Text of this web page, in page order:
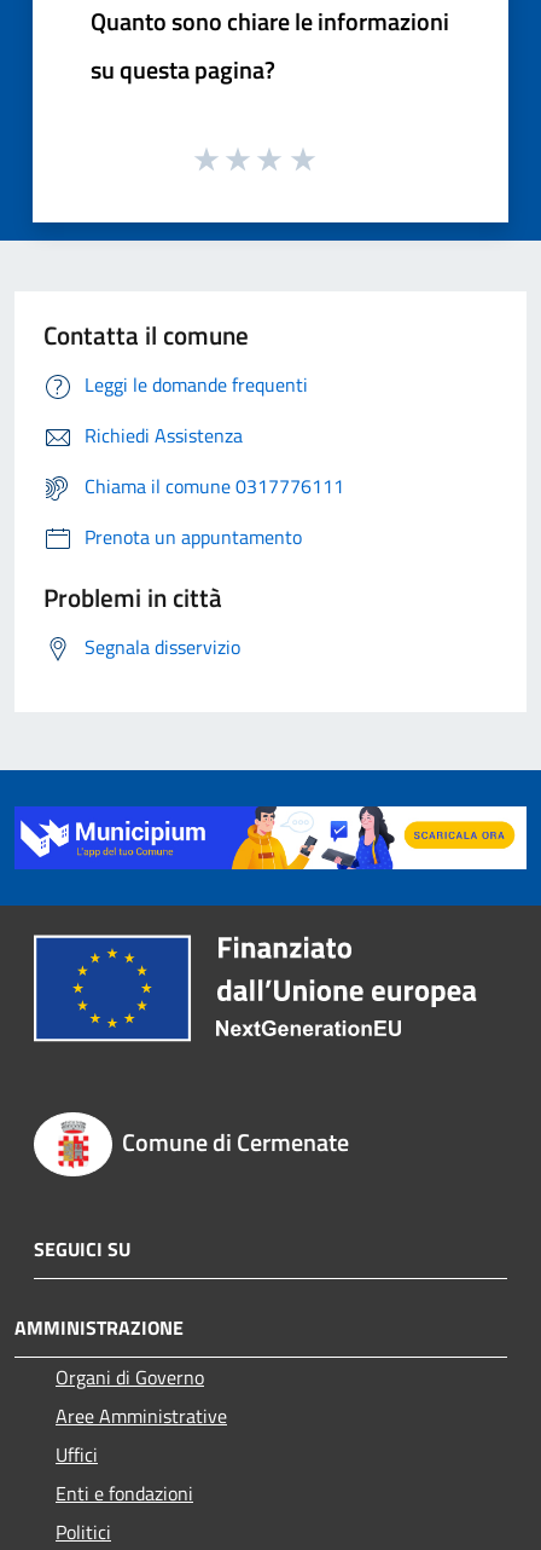
Quanto sono chiare le informazioni
su questa pagina?
Contatta il comune
Leggi le domande frequenti
Richiedi Assistenza
Chiama il comune 0317776111
Prenota un appuntamento
Problemi in città
Segnala disservizio
Comune di Cermenate
SEGUICI SU
AMMINISTRAZIONE
Organi di Governo
Aree Amministrative
Uffici
Enti e fondazioni
Politici